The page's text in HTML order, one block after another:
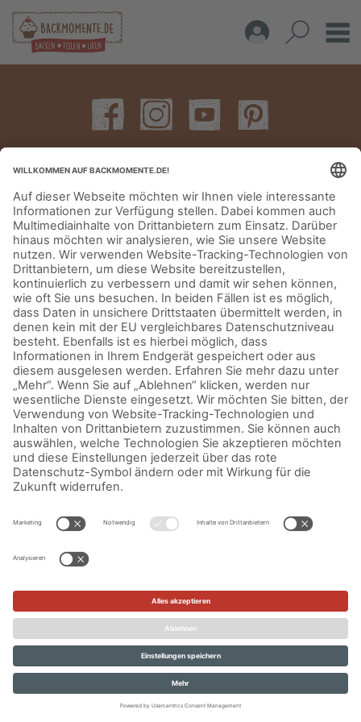
IMPRESSUM DATENSCHUTZERKLÄRUNG AGB KONTAKT
© Aurora Mühlen GmbH - Trettaustraße 49 – D-21107 Hamburg